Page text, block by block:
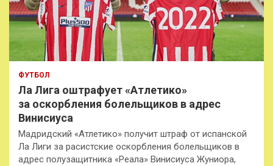
ФУТБОЛ
Ла Лига оштрафует «Атлетико»
за оскорбления болельщиков в адрес
Винисиуса
Мадридский «Атлетико» получит штраф от испанской
Ла Лиги за расистские оскорбления болельщиков в
адрес полузащитника «Реала» Винисиуса Жуниора,